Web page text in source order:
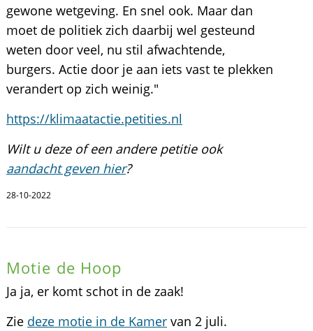
gewone wetgeving. En snel ook. Maar dan
moet de politiek zich daarbij wel gesteund
weten door veel, nu stil afwachtende,
burgers. Actie door je aan iets vast te plekken
verandert op zich weinig."
https://klimaatactie.petities.nl
Wilt u deze of een andere petitie ook
aandacht geven hier?
28-10-2022
Motie de Hoop
Ja ja, er komt schot in de zaak!
Zie deze motie in de Kamervan 2 juli.